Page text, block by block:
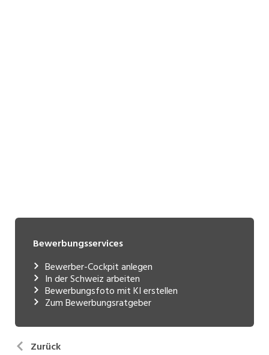
Bewerbungsservices
Bewerber-Cockpit anlegen
In der Schweiz arbeiten
Bewerbungsfoto mit KI erstellen
Zum Bewerbungsratgeber
Zurück